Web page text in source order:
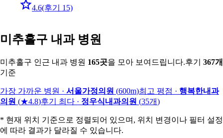
4.6(후기 15)
미추홀구 내과 병원
미추홀구 인근 내과 병원 165곳을 모아 보여드립니다.후기 367개
기준
가장 가까운 병원 · 서울가정의원 (600m)최고 평점 · 행복한내과
의원 (★4.8)후기 최다 · 정우식내과의원 (35개)
* 현재 위치 기준으로 정렬되어 있으며, 위치 변경이나 필터 설정
에 따라 결과가 달라질 수 있습니다.